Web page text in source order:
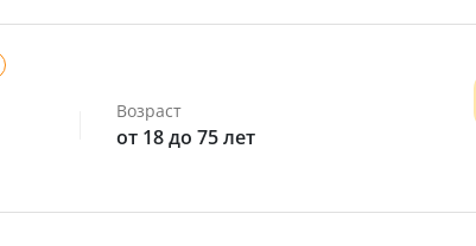
Возраст
от 18 до 75 лет